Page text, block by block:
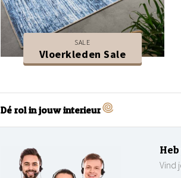
SALE
Vloerkleden Sale
Dé rol in jouw interieur
Vind